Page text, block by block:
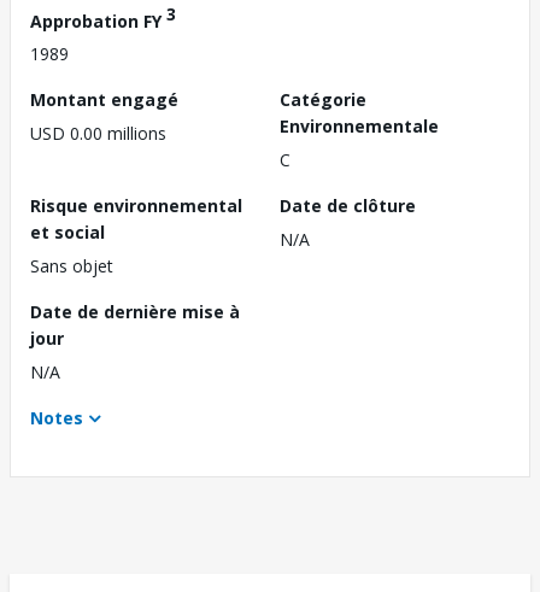
Approbation FY3
1989
Montant engagé
USD 0.00 millions
Catégorie
Environnementale
C
Risque environnemental
et social
Sans objet
Date de clôture
N/A
Date de dernière mise à
jour
N/A
Notes